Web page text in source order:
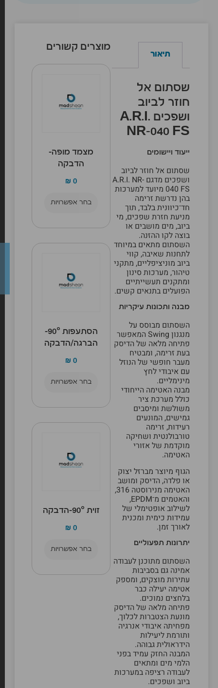
תיאור
שסתום אל
חוזר לביוב
ושפכים A.R.I.
NR-040 FS
ייעוד ויישומים
שסתום אל חוזר לביוב
ושפכים מדגם A.R.I. NR-
040 FS מיועד למערכות
בהן נדרשת זרימה
חד־כיוונית בלבד, תוך
מניעת חזרת שפכים, מי
ביוב, מים מושבים או
בוצה לקו ההזנה.
השסתום מתאים במיוחד
לתחנות שאיבה, קווי
ביוב מוניציפליים, מתקני
טיהור, מערכות סינון
ומתקנים תעשייתיים
הפועלים בתנאים קשים.
מבנה ותכונות עיקריות
השסתום מבוסס על
מנגנון Swing המאפשר
פתיחה מלאה של הדיסק
בעת זרימה, ומבטיח
מעבר חופשי של הנוזל
עם איבודי לחץ
מינימליים.
מבנה האטימה הייחודי
כולל מערכת ציר
משולשת ומיסבים
גמישים, המונעים
רעידות, זרימה
טורבולנטית ושחיקה
מוקדמת של אזורי
האטימה.
הגוף מיוצר מברזל יצוק
או פלדה, הדיסק ומושב
האטימה מנירוסטה 316,
והאטמים מ־EPDM,
לשילוב אופטימלי של
עמידות כימית ומכנית
לאורך זמן.
יתרונות תפעוליים
השסתום מתוכנן לעבודה
אמינה גם בסביבות
עתירות מוצקים, ומספק
אטימה יעילה כבר
בלחצים נמוכים.
פתיחה מלאה של הדיסק
מונעת הצטברות לכלוך,
מפחיתה איבודי אנרגיה
ותורמת ליעילות
הידראולית גבוהה.
המבנה החזק עמיד בפני
הלמי מים ומתאים
לעבודה רציפה במערכות
ביוב ושפכים.
מוצרים קשורים
מצמד מופה-
הדבקה
₪ 0
בחר אפשרויות
הסתעפות 90°-
הברגה/הדבקה
₪ 0
בחר אפשרויות
זוית 90°-הדבקה
₪ 0
בחר אפשרויות